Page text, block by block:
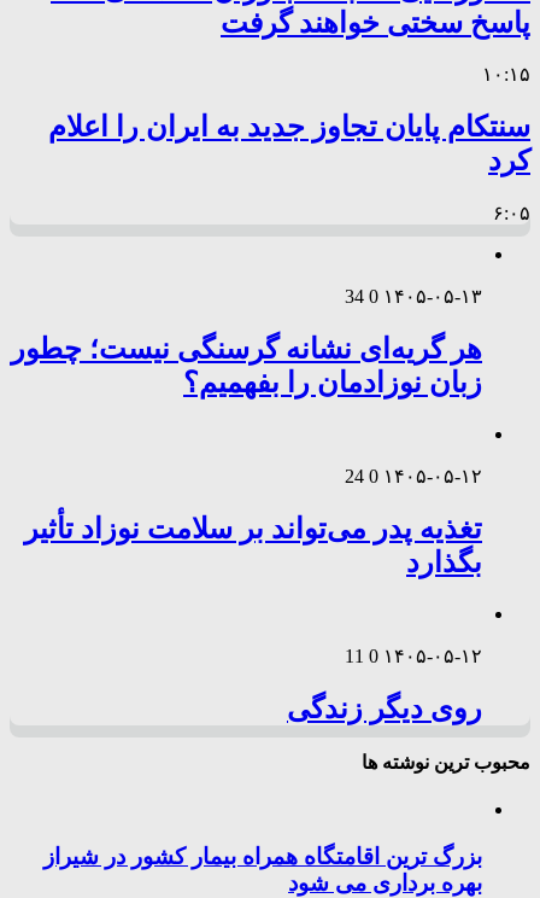
پاسخ سختی خواهند گرفت
۱۰:۱۵
سنتکام پایان تجاوز جدید به ایران را اعلام
کرد
۶:۰۵
۱۴۰۵-۰۵-۱۳ 0
34
هر گریه‌ای نشانه گرسنگی نیست؛ چطور
زبان نوزادمان را بفهمیم؟
۱۴۰۵-۰۵-۱۲ 0
24
تغذیه پدر می‌تواند بر سلامت نوزاد تأثیر
بگذارد
۱۴۰۵-۰۵-۱۲ 0
11
روی دیگر زندگی
محبوب ترین نوشته ها
بزرگ ترین اقامتگاه همراه بیمار کشور در شیراز
بهره برداری می شود